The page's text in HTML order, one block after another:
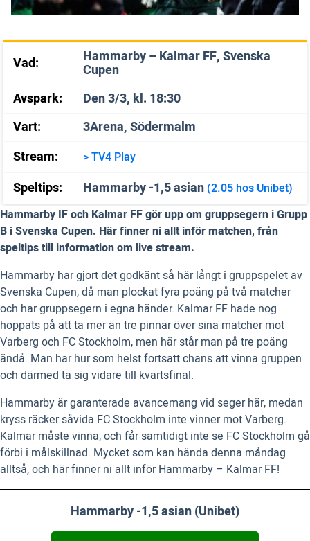
Vad: Hammarby – Kalmar FF, Svenska
Cupen
Avspark:
Den 3/3, kl. 18:30
Vart:
3Arena, Södermalm
Stream:
> TV4 Play
Speltips: Hammarby -1,5 asian (2.05 hos Unibet)
Hammarby IF och Kalmar FF gör upp om gruppsegern i Grupp
B i Svenska Cupen. Här finner ni allt inför matchen, från
speltips till information om live stream.
Hammarby har gjort det godkänt så här långt i gruppspelet av
Svenska Cupen, då man plockat fyra poäng på två matcher
och har gruppsegern i egna händer. Kalmar FF hade nog
hoppats på att ta mer än tre pinnar över sina matcher mot
Varberg och FC Stockholm, men här står man på tre poäng
ändå. Man har hur som helst fortsatt chans att vinna gruppen
och därmed ta sig vidare till kvartsfinal.
Hammarby är garanterade avancemang vid seger här, medan
kryss räcker såvida FC Stockholm inte vinner mot Varberg.
Kalmar måste vinna, och får samtidigt inte se FC Stockholm gå
förbi i målskillnad. Mycket som kan hända denna måndag
alltså, och här finner ni allt inför Hammarby – Kalmar FF!
Hammarby -1,5 asian (Unibet)